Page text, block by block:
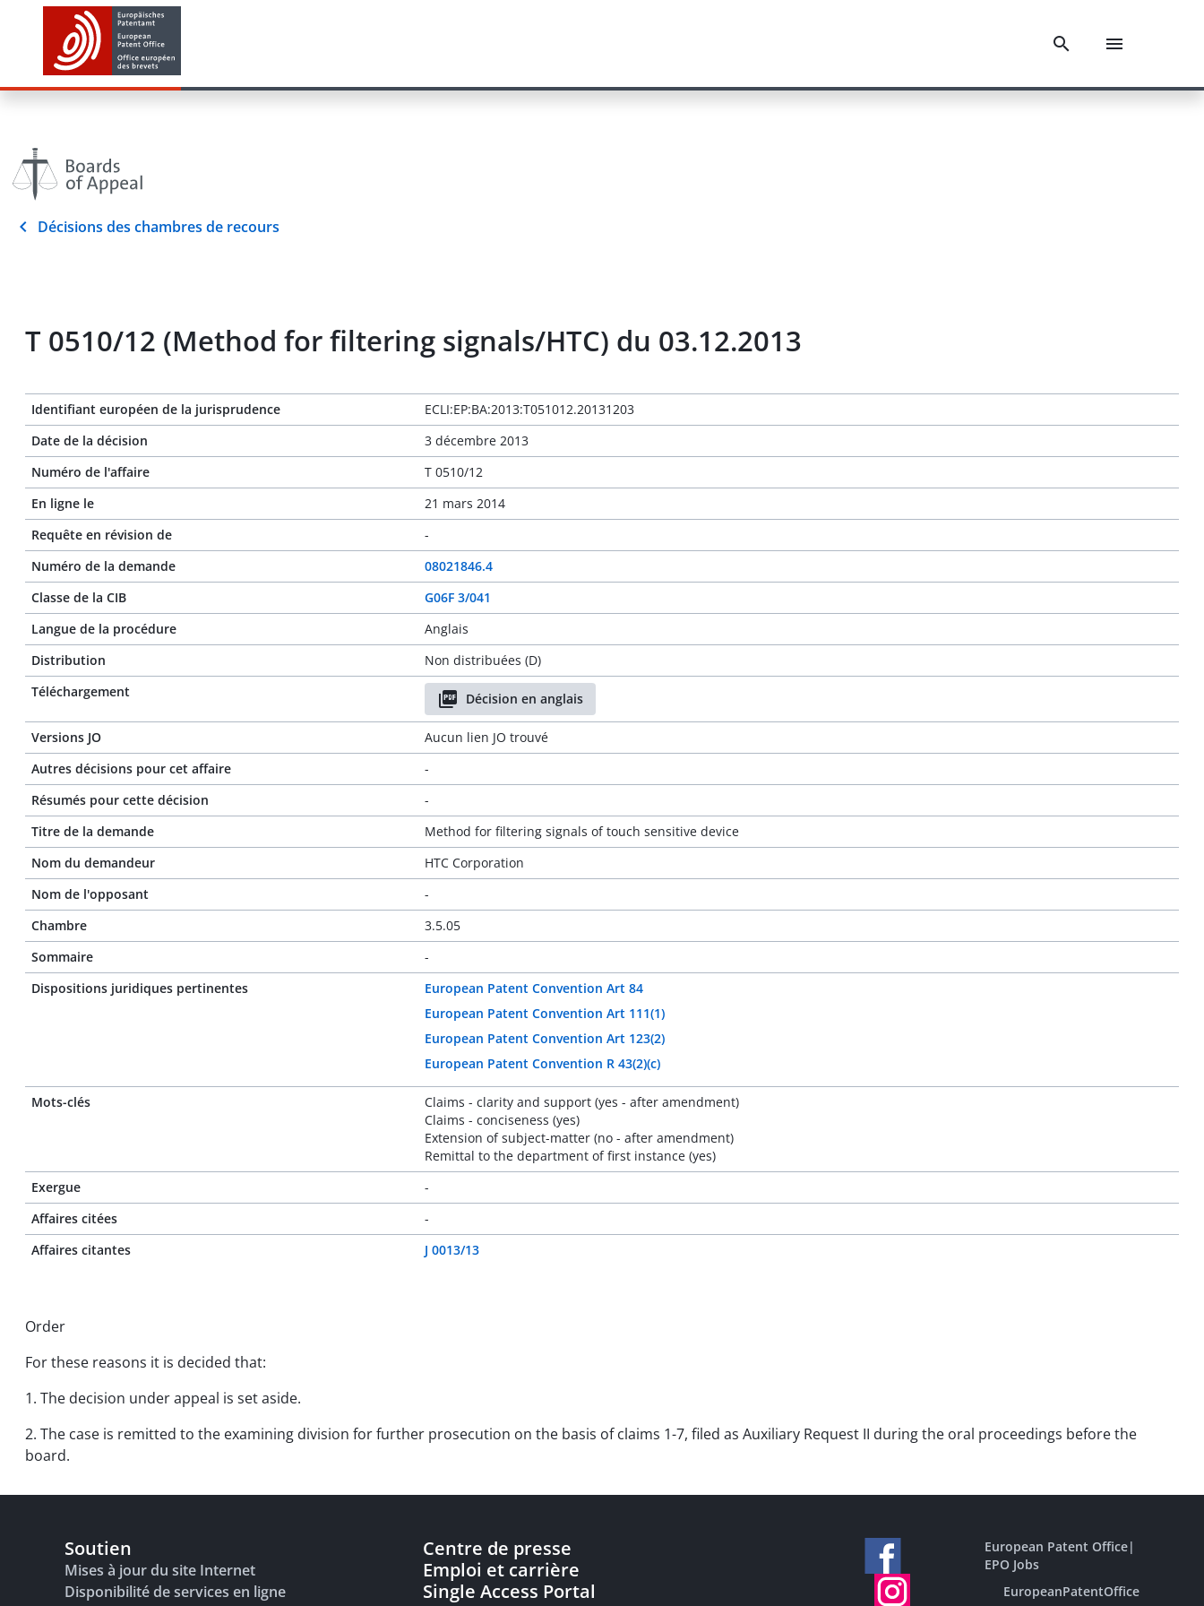
Décisions des chambres de recours
T 0510/12 (Method for filtering signals/HTC) du 03.12.2013
Identifiant européen de la jurisprudence
ECLI:EP:BA:2013:T051012.20131203
Date de la décision
3 décembre 2013
Numéro de l'affaire
T 0510/12
En ligne le
21 mars 2014
Requête en révision de
-
Numéro de la demande
08021846.4
Classe de la CIB
G06F 3/041
Langue de la procédure
Anglais
Distribution
Non distribuées (D)
Téléchargement
Décision en anglais
Versions JO
Aucun lien JO trouvé
Autres décisions pour cet affaire
-
Résumés pour cette décision
-
Titre de la demande
Method for filtering signals of touch sensitive device
Nom du demandeur
HTC Corporation
Nom de l'opposant
-
Chambre
3.5.05
Sommaire
-
Dispositions juridiques pertinentes
European Patent Convention Art 84
European Patent Convention Art 111(1)
European Patent Convention Art 123(2)
European Patent Convention R 43(2)(c)
Mots-clés
Claims - clarity and support (yes - after amendment)
Claims - conciseness (yes)
Extension of subject-matter (no - after amendment)
Remittal to the department of first instance (yes)
Exergue
-
Affaires citées
-
Affaires citantes
J 0013/13
Order
For these reasons it is decided that:
1. The decision under appeal is set aside.
2. The case is remitted to the examining division for further prosecution on the basis of claims 1-7, filed as Auxiliary Request II during the oral proceedings before the
board.
Soutien
Mises à jour du site Internet
Disponibilité de services en ligne
Centre de presse
Emploi et carrière
Single Access Portal
European Patent Office|
EPO Jobs
EuropeanPatentOffice